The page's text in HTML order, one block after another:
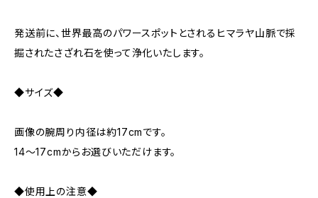
発送前に、世界最高のパワースポットとされるヒマラヤ山脈で採
掘されたさざれ石を使って浄化いたします。
◆サイズ◆
画像の腕周り内径は約17cmです。
14～17cmからお選びいただけます。
◆使用上の注意◆